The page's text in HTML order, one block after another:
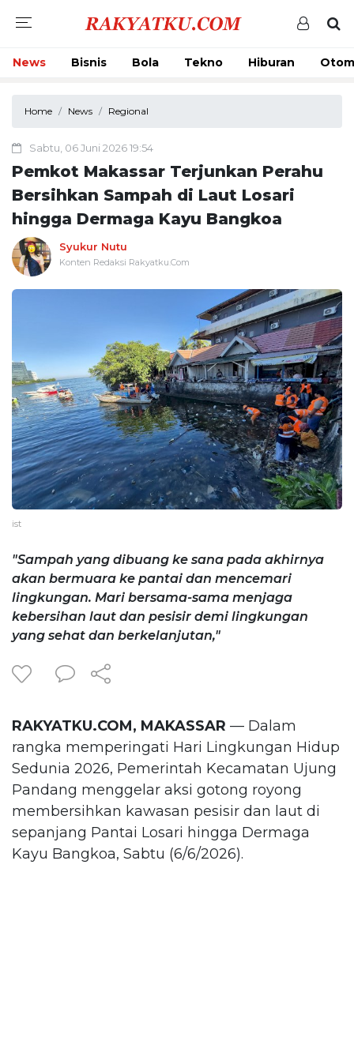
News Bisnis Bola Tekno Hiburan
Home News Regional
Sabtu, 06 Juni 2026 19:54
Pemkot Makassar Terjunkan Perahu
Bersihkan Sampah di Laut Losari
hingga Dermaga Kayu Bangkoa
Syukur Nutu
Konten Redaksi Rakyatku.Com
ist
"Sampah yang dibuang ke sana pada akhirnya
akan bermuara ke pantai dan mencemari
lingkungan. Mari bersama-sama menjaga
kebersihan laut dan pesisir demi lingkungan
yang sehat dan berkelanjutan,"
RAKYATKU.COM, MAKASSAR — Dalam
rangka memperingati Hari Lingkungan Hidup
Sedunia 2026, Pemerintah Kecamatan Ujung
Pandang menggelar aksi gotong royong
membersihkan kawasan pesisir dan laut di
sepanjang Pantai Losari hingga Dermaga
Kayu Bangkoa, Sabtu (6/6/2026).